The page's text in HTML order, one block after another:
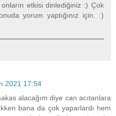
onların etkisi dinlediğiniz :) Çok
yorum yaptığınız için. :)
2021 17:54
alacağım diye can acıtanlara
bana da çok yaparlardı hem